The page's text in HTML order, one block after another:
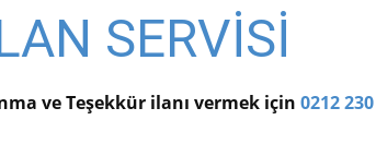
SERVİSİ
ve Teşekkür ilanı vermek için 0212